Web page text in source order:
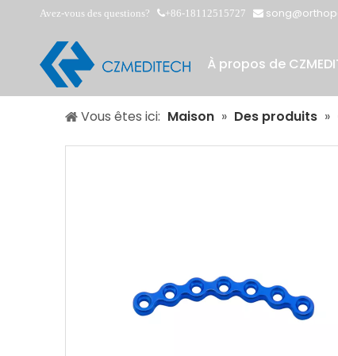
Avez-vous des questions? +86-18112515727 
À propos de
Vous êtes ici: Maison » Des produits »